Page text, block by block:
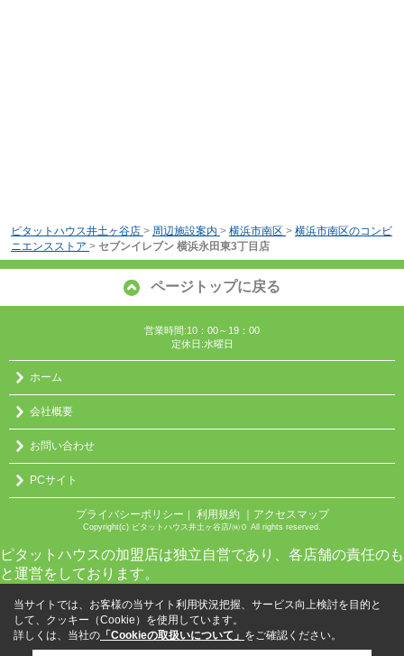
ピタットハウス井土ヶ谷店 > 周辺施設案内 > 横浜市南区 > 横浜市南区のコンビ
ニエンスストア > セブンイレブン 横浜永田東3丁目店
ページトップに戻る
営業時間:10：00～19：00
定休日:水曜日
ホーム
会社概要
お問い合わせ
PCサイト
プライバシーポリシー ｜ 利用規約 ｜アクセスマップ
Copyright(c) ピタットハウス井土ヶ谷店/㈱０ All rights reserved.
ピタットハウスの加盟店は独立自営であり、各店舗の責任のも
と運営をしております。
当サイトでは、お客様の当サイト利用状況把握、サービス向上検討を目的と
して、クッキー（Cookie）を使用しています。
詳しくは、当社の 「Cookieの取扱いについて」 をご確認ください。